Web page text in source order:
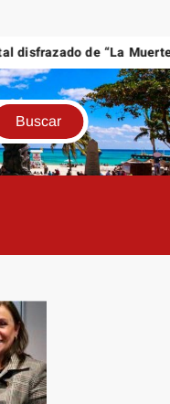
de “La Muerte”